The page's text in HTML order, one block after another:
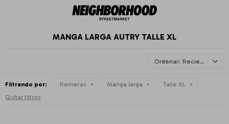
MANGA LARGA AUTRY TALLE XL
Recientes
Filtrando por: Remeras Manga larga
Talle XL
Quitar filtros